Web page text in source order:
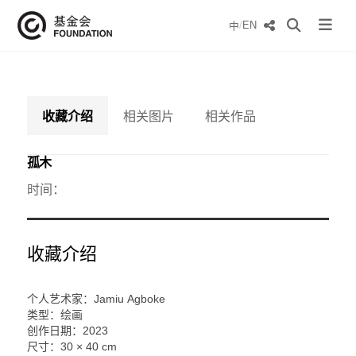
中/EN
收藏介绍 相关图片 相关作品
孤木
时间：
收藏介绍
个人艺术家：Jamiu Agboke
类型：绘画
创作日期：2023
尺寸： 30 × 40 cm